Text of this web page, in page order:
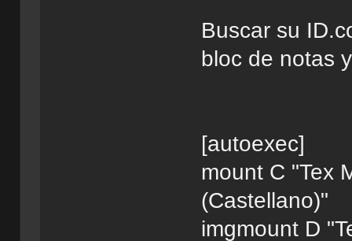
Buscar su
bloc de notas
[autoexec]
mount C "Tex
(Castellano)"
imgmount D